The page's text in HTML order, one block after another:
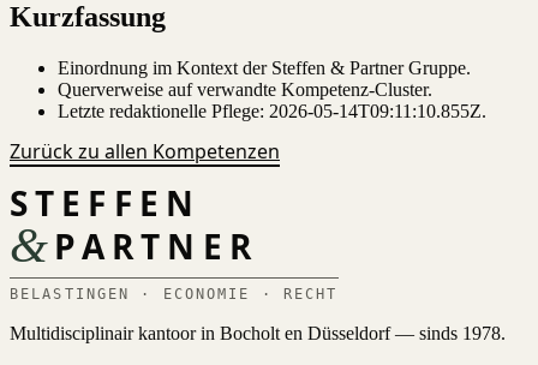
Kurzfassung
Einordnung im Kontext der Steffen & Partner Gruppe.
Querverweise auf verwandte Kompetenz-Cluster.
Letzte redaktionelle Pflege: 2026-05-14T09:11:10.855Z.
Zurück zu allen Kompetenzen
STEFFEN
&PARTNER
BELASTINGEN · ECONOMIE · RECHT
Multidisciplinair kantoor in Bocholt en Düsseldorf — sinds 1978.